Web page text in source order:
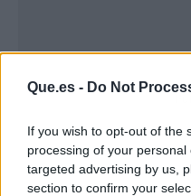
Que.es - Do Not
If you wish to opt-out of the
processing of your
targeted advertising by us,
section to confirm your